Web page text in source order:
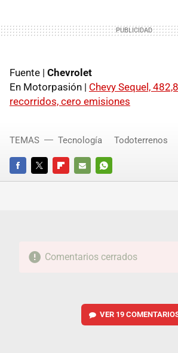
Fuente | Chevrolet
En Motorpasión | Chevy Sequel,
recorridos, cero emisiones
FACEBOOKTWITTERFLIPBOARD
E-
WHATSAPP
TEMAS Tecnología Todoterrenos
Comentarios cerrados
VER 19